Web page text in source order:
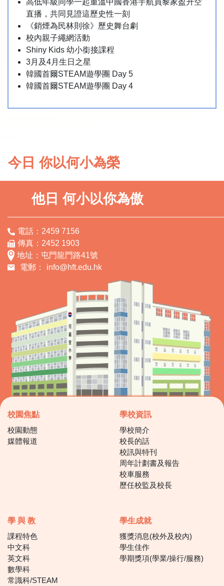
高低年級同學一起重溫中國香港宇航員黎家盈升空
直播，共同見證這歷史性一刻
《銷煙為民林則徐》歷史舞台劇
校內親子繩網活動
Shiny Kids 幼小銜接課程
3月及4月生日之星
韓國首爾STEAM遊學團 Day 5
韓國首爾STEAM遊學團 Day 4
今日 你以何小為榮
他日 何小以你為傲
電話：2459 7156
傳真：2452 1903
地址：屯門龍門路41號
電郵：
info@hft.edu.hk
校園焦點
校園動態
媒體報道
學校資訊
學校簡介
校長的話
校訊與特刊
周年計劃書及報告
校車服務
歷任校監及校長
學 與 教
課程特色
中文科
英文科
數學科
常識科/STEAM
學生成就
獲獎消息(校外及校內)
學生佳作
學期獎項(學業/操行/服務)